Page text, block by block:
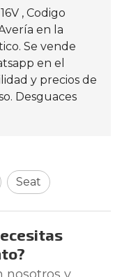
, Codigo
en la
Se vende
en el
y precios de
Desguaces
Seat